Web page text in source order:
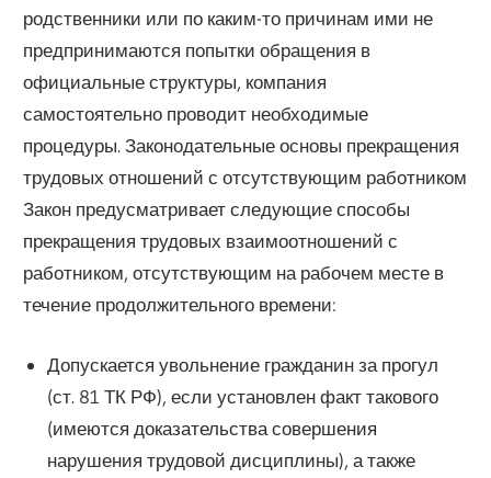
родственники или по каким-то причинам ими не
предпринимаются попытки обращения в
официальные структуры, компания
самостоятельно проводит необходимые
процедуры. Законодательные основы прекращения
трудовых отношений с отсутствующим работником
Закон предусматривает следующие способы
прекращения трудовых взаимоотношений с
работником, отсутствующим на рабочем месте в
течение продолжительного времени:
Допускается увольнение гражданин за прогул
(ст. 81 ТК РФ), если установлен факт такового
(имеются доказательства совершения
нарушения трудовой дисциплины), а также